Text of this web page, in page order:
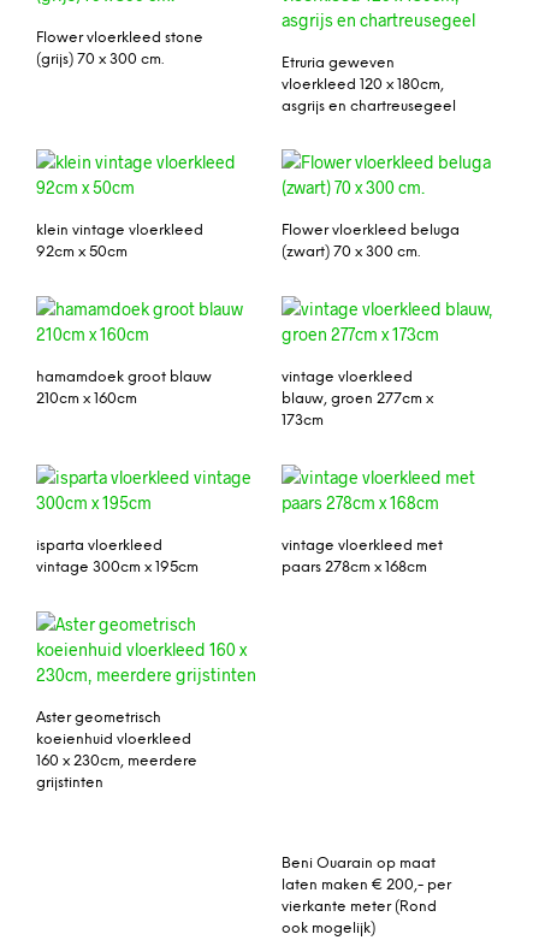
Flower vloerkleed stone
(grijs) 70 x 300 cm.
Etruria geweven
vloerkleed 120 x 180cm,
asgrijs en chartreusegeel
klein vintage vloerkleed
92cm x 50cm
Flower vloerkleed beluga
(zwart) 70 x 300 cm.
hamamdoek groot blauw
210cm x 160cm
vintage vloerkleed
blauw, groen 277cm x
173cm
isparta vloerkleed
vintage 300cm x 195cm
vintage vloerkleed met
paars 278cm x 168cm
Aster geometrisch
koeienhuid vloerkleed
160 x 230cm, meerdere
grijstinten